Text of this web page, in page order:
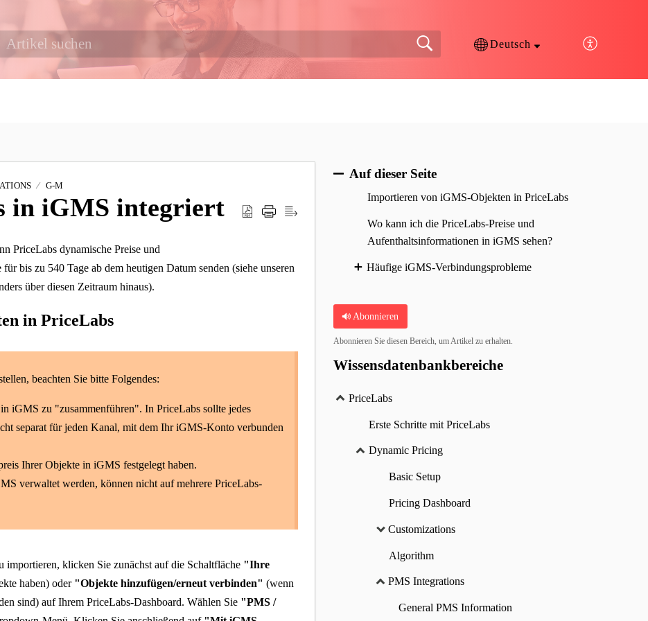
Deutsch
G-M
in iGMS integriert
PriceLabs dynamische Preise und
bis zu 540 Tage ab dem heutigen Datum senden (siehe unseren
über diesen Zeitraum hinaus).
in PriceLabs
beachten Sie bitte Folgendes:
iGMS zu "zusammenführen". In PriceLabs sollte jedes
separat für jeden Kanal, mit dem Ihr iGMS-Konto verbunden
Ihrer Objekte in iGMS festgelegt haben.
verwaltet werden, können nicht auf mehrere PriceLabs-
klicken Sie zunächst auf die Schaltfläche "Ihre
haben) oder "Objekte hinzufügen/erneut verbinden" (wenn
sind) auf Ihrem PriceLabs-Dashboard. Wählen Sie "PMS /
Auf dieser Seite
Importieren von iGMS-Objekten in PriceLabs
Wo kann ich die PriceLabs-Preise und
Aufenthaltsinformationen in iGMS sehen?
Häufige iGMS-Verbindungsprobleme
Abonnieren
Abonnieren Sie diesen Bereich, um Artikel zu erhalten.
Wissensdatenbankbereiche
PriceLabs
Erste Schritte mit PriceLabs
Dynamic Pricing
Basic Setup
Pricing Dashboard
Customizations
Algorithm
PMS Integrations
General PMS Information